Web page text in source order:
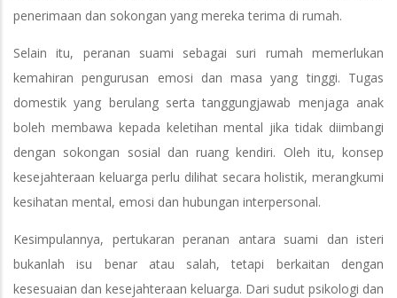
penerimaan dan sokongan yang mereka terima di rumah.
Selain itu, peranan suami sebagai suri rumah memerlukan
kemahiran pengurusan emosi dan masa yang tinggi. Tugas
domestik yang berulang serta tanggungjawab menjaga anak
boleh membawa kepada keletihan mental jika tidak diimbangi
dengan sokongan sosial dan ruang kendiri. Oleh itu, konsep
kesejahteraan keluarga perlu dilihat secara holistik, merangkumi
kesihatan mental, emosi dan hubungan interpersonal.
Kesimpulannya, pertukaran peranan antara suami dan isteri
bukanlah isu benar atau salah, tetapi berkaitan dengan
kesesuaian dan kesejahteraan keluarga. Dari sudut psikologi dan